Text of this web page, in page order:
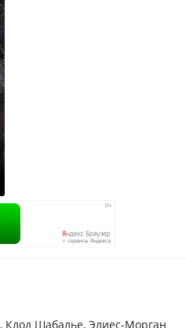
Клод Шабалье, Элиес-Морган